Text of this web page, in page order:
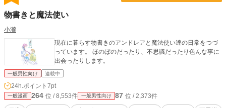
物書きと魔法使い
小瀧
現在に暮らす物書きのアンドレアと魔法使い達の日常をつづ
っています。 ほのぼのだったり、不思議だったり色んな事に
出会ったりします。
一般男性向け 連載中
24h.ポイント 7pt
一般漫画 264 位 / 8,553件 一般男性向け 87 位 / 2,373件